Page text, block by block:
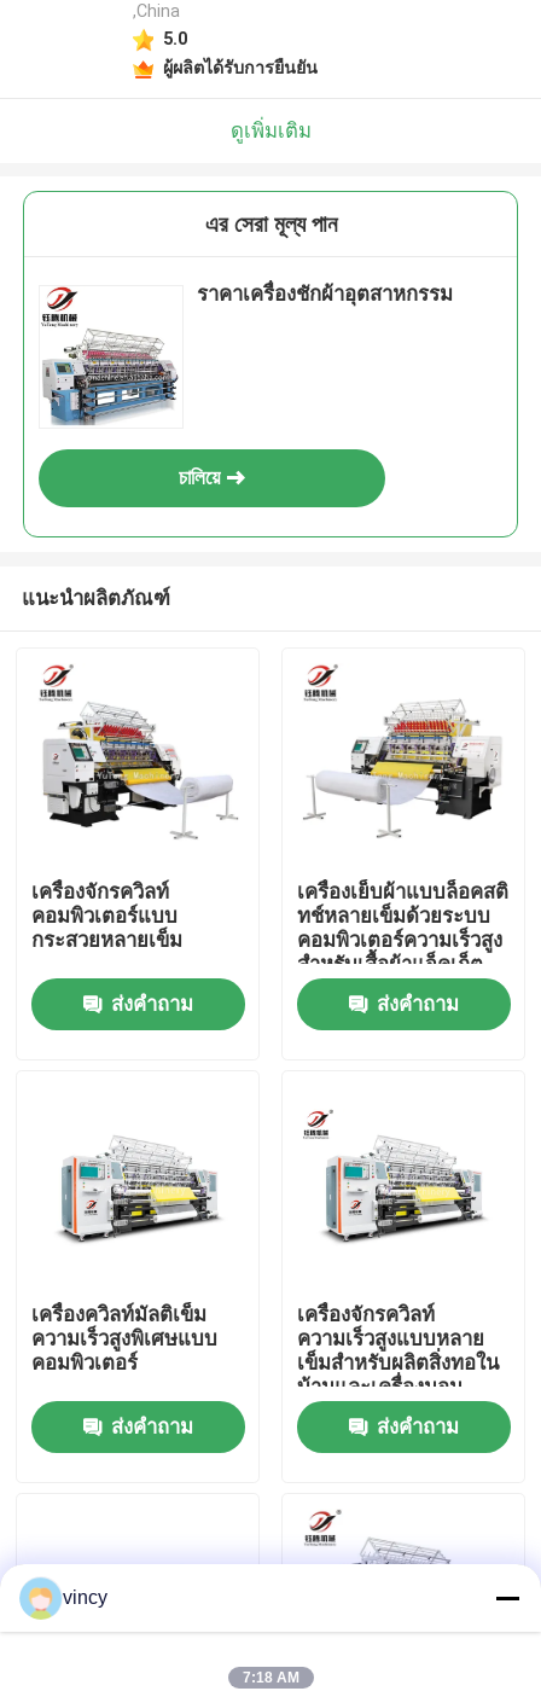
เกี่ยวกับเรา
ทัวร์โรงงาน
ติดต่อเรา
เครื่องตัดเชือกเชือกแบบคอมพิวเตอร์
เครื่องชักผ้าอ้อมหลายเข็มแบบคอมพิวเตอร์
,China
5.0
ผู้ผลิตได้รับการยืนยัน
ดูเพิ่มเติม
এর সেরা মূল্য পান
ราคาเครื่องชักผ้าอุตสาหกรรม
চালিয়ে
แนะนำผลิตภัณฑ์
เครื่องจักรควิลท์
คอมพิวเตอร์แบบ
กระสวยหลายเข็ม
ส่งคำถาม
เครื่องเย็บผ้าแบบล็อคสติ
ทช์หลายเข็มด้วยระบบ
คอมพิวเตอร์ความเร็วสูง
สำหรับเสื้อผ้าแจ็คเก็ต
ส่งคำถาม
เครื่องควิลท์มัลติเข็ม
ความเร็วสูงพิเศษแบบ
คอมพิวเตอร์
ส่งคำถาม
เครื่องจักรควิลท์
ความเร็วสูงแบบหลาย
เข็มสำหรับผลิตสิ่งทอใน
บ้านและเครื่องนอน
ส่งคำถาม
vincy
7:18 AM